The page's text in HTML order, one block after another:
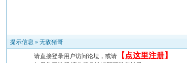
提示信息 »无敌猪哥
请直接登录用户访问论坛，或请 【 点这里注册】